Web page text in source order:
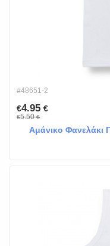
#48651-2
€4.95 €
€5.50€
Αμάνικο Φανελάκι